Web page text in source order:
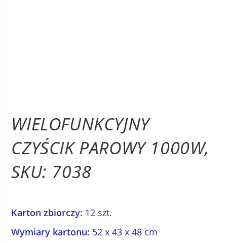
WIELOFUNKCYJNY
CZYŚCIK PAROWY 1000W,
SKU: 7038
Karton zbiorczy: 12 szt.
Wymiary kartonu: 52 x 43 x 48 cm